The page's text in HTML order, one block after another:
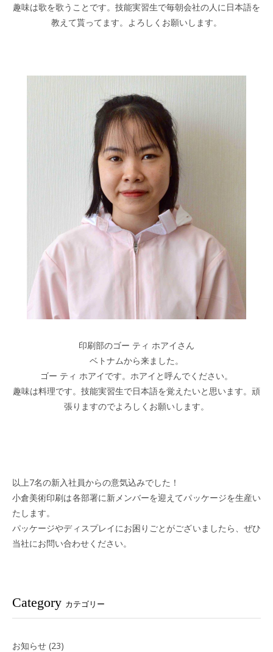
趣味は歌を歌うことです。技能実習生で毎朝会社の人に日本語を
教えて貰ってます。よろしくお願いします。
印刷部のゴー ティ ホアイさん
ベトナムから来ました。
ゴー ティ ホアイです。ホアイと呼んでください。
趣味は料理です。技能実習生で日本語を覚えたいと思います。頑
張りますのでよろしくお願いします。
以上7名の新入社員からの意気込みでした！
小倉美術印刷は各部署に新メンバーを迎えてパッケージを生産い
たします。
パッケージやディスプレイにお困りごとがございましたら、ぜひ
当社にお問い合わせください。
Category カテゴリー
お知らせ (23)